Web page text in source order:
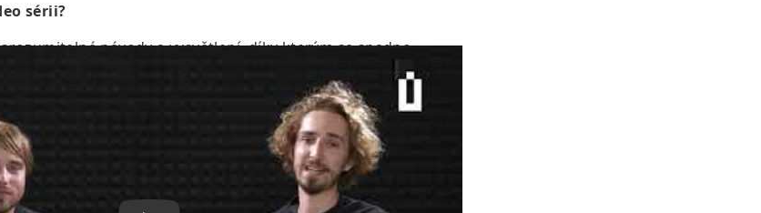
sérii?
návody a vysvětlení, díky kterým se snadno
řízením a jeho přínosy. Ať už jste v oboru nováčkem, nebo
videa vám poskytnou inspiraci i praktické rady. Nechte se
optimalizace spotřeby a efektivní řízení fotovoltaiky
efektivitu a komfort.